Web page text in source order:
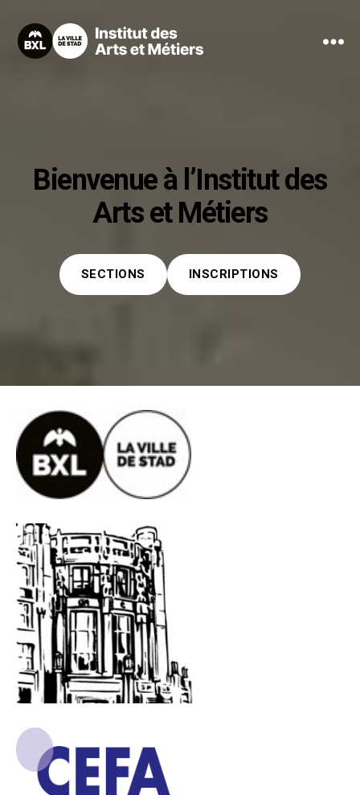
Bienvenue à l’Institut des
Arts et Métiers
SECTIONS INSCRIPTIONS